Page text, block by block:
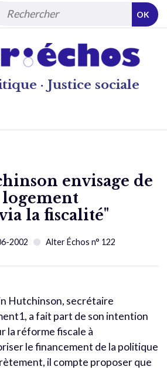
· Justice sociale
OK
envisage de
la fiscalité"
2002 Alter Échos n° 122
Hutchinson, secrétaire
a fait part de son intention
la réforme fiscale à
le financement de la politique
il compte proposer que